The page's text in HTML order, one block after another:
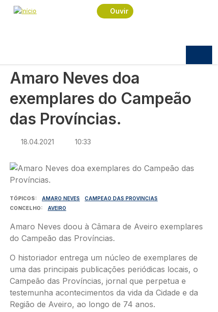
Passar para o conteúdo principal
Ouvir
Navegação estrutural
Início
Cultura
Amaro Neves doa exemplares do Campeão das
Amaro Neves doa
exemplares do Campeão
das Províncias.
18.04.2021 10:33
Imagem
TÓPICOS AMARO NEVES
CAMPEAO DAS PROVINCIAS
CONCELHO
AVEIRO
Amaro Neves doou à Câmara de Aveiro exemplares
do Campeão das Províncias.
O historiador entrega um núcleo de exemplares de
uma das principais publicações periódicas locais, o
Campeão das Províncias, jornal que perpetua e
testemunha acontecimentos da vida da Cidade e da
Região de Aveiro, ao longo de 74 anos.